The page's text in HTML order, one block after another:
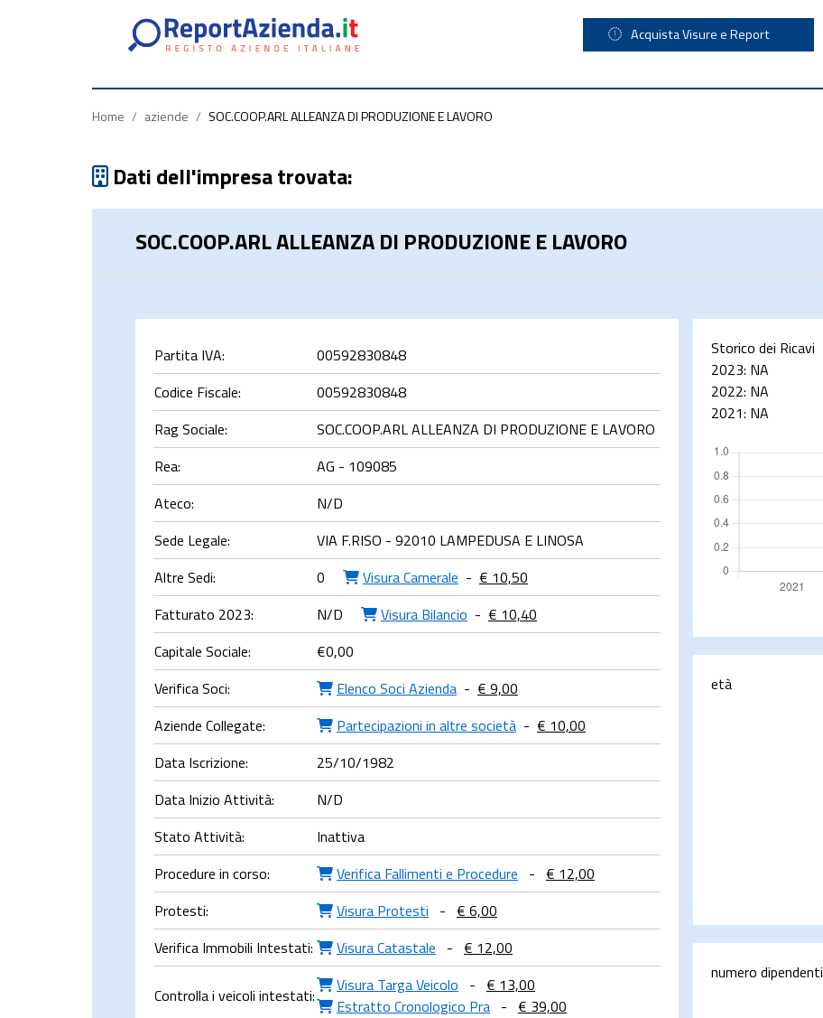
Acquista Visure e Report
Home / aziende / SOC.COOP.ARL ALLEANZA DI PRODUZIONE E LAVORO
Dati dell'impresa trovata:
SOC.COOP.ARL ALLEANZA DI PRODUZIONE E LAVORO
Partita IVA:
00592830848
Codice Fiscale:
00592830848
Rag Sociale:
SOC.COOP.ARL ALLEANZA DI PRODUZIONE E LAVORO
Rea:
AG - 109085
Ateco:
N/D
Sede Legale:
VIA F.RISO - 92010 LAMPEDUSA E LINOSA
Altre Sedi:
0 Visura Camerale - € 10,50
Fatturato 2023:
N/D Visura Bilancio - € 10,40
Capitale Sociale:
€0,00
Verifica Soci:
Elenco Soci Azienda - € 9,00
Aziende Collegate:
Partecipazioni in altre società - € 10,00
Data Iscrizione:
25/10/1982
Data Inizio Attività:
N/D
Stato Attività:
Inattiva
Procedure in corso:
Verifica Fallimenti e Procedure - € 12,00
Protesti:
Visura Protesti - € 6,00
Verifica Immobili Intestati:
Visura Catastale - € 12,00
Controlla i veicoli intestati: Visura Targa Veicolo - € 13,00
Estratto Cronologico Pra - € 39,00
Storico dei Ricavi
2023: NA
2022: NA
2021: NA
età
numero dipendenti